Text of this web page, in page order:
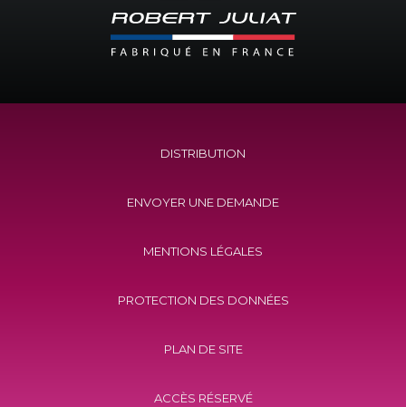
DISTRIBUTION
ENVOYER UNE DEMANDE
MENTIONS LÉGALES
PROTECTION DES DONNÉES
PLAN DE SITE
ACCÈS RÉSERVÉ